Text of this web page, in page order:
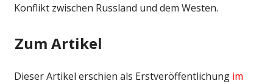
Konflikt zwischen Russland und dem Westen.
Zum Artikel
Dieser Artikel erschien als Erstveröffentlichung im